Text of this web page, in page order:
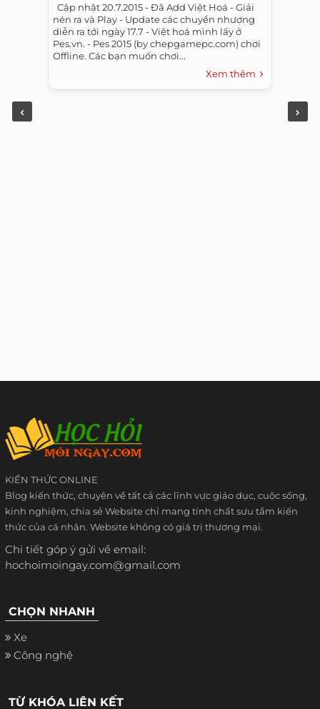
​ ​ Cập nhật 20.7.2015 - Đã Add Việt Hoá - Giải
nén ra và Play - Update các chuyển nhượng
diễn ra tới ngày 17.7 - Việt hoá mình lấy ở
Pes.vn. - Pes 2015 (by chepgamepc.com) chơi
Offline. Các bạn muốn chơi...
Xem thêm
KIẾN THỨC ONLINE
Blog kiến thức, chuyên về tất cả các lĩnh vực giáo dục, cuộc sống,
kinh nghiệm, chia sẻ Website chỉ mang tính chất sưu tầm kiến
thức của cá nhân. Website không có giá trị thương mại.
Chi tiết góp ý gửi về email:
hochoimoingay.com@gmail.com
CHỌN NHANH
Xe
Công nghệ
TỪ KHÓA LIÊN KẾT